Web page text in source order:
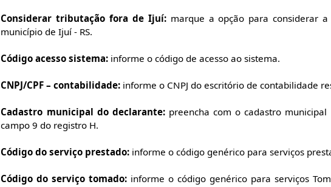
Considerar tributação fora de Ijuí:marque a opção para considerar
município de Ijuí - RS.
Código acesso sistema: informe o código de acesso ao sistema.
CNPJ/CPF – contabilidade: informe o CNPJ do escritório de contabilidade
Cadastro municipal do declarante:preencha com o cadastro
campo 9 do registro H.
Código do serviço prestado: informe o código genérico para serviços
Código do serviço tomado: informe o código genérico para serviços